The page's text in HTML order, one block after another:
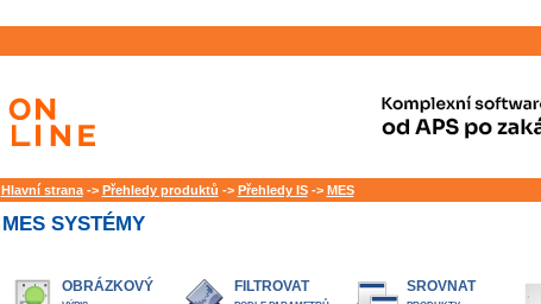
Hlavní strana-> Přehledy produktů -> Přehledy IS-> MES
MES SYSTÉMY
OBRÁZKOVÝ FILTROVAT SROVNAT